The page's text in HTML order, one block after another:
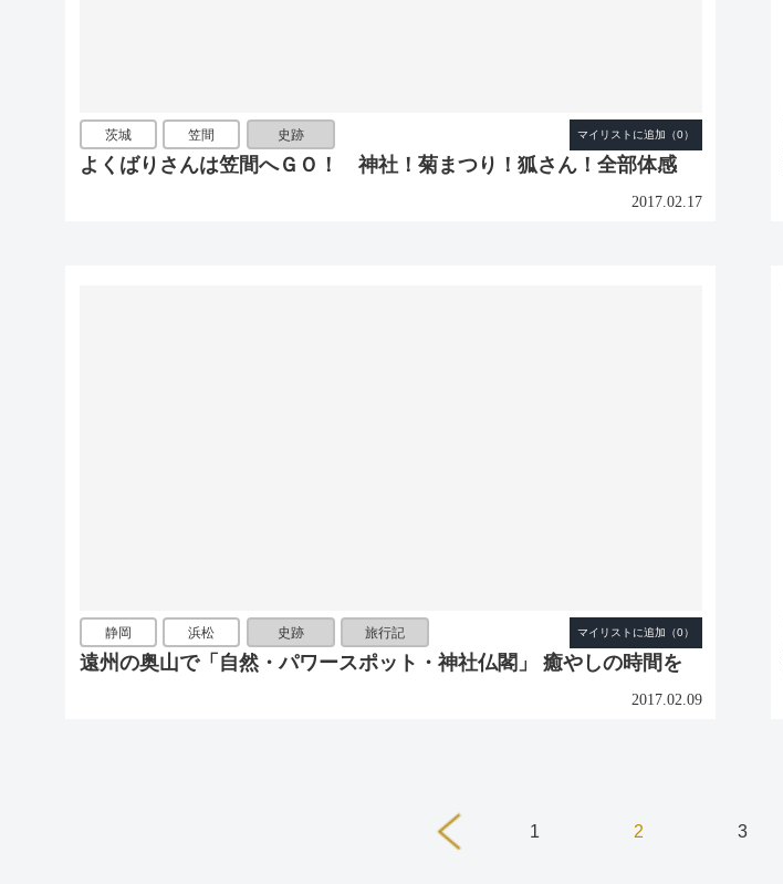
茨城 笠間 史跡
よくばりさんは笠間へＧＯ！ 神社！菊まつり！狐さん！全部体感
2017.02.17
静岡 浜松 史跡 旅行記
遠州の奥山で「自然・パワースポット・神社仏閣」 癒やしの時間を
2017.02.09
1 2 3